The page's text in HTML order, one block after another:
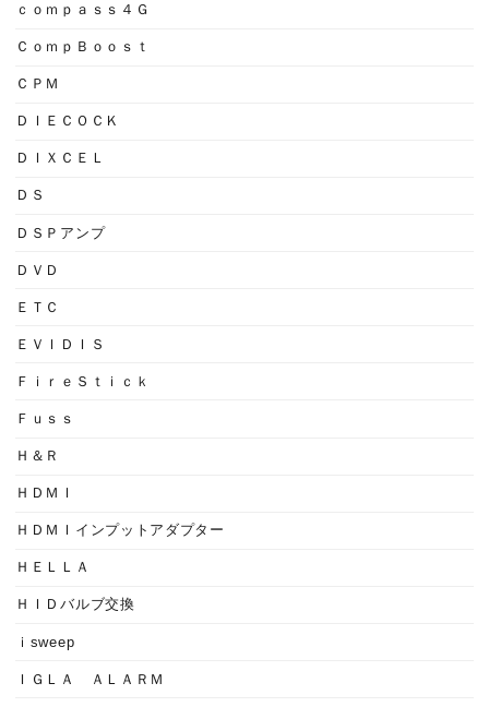
ｃｏｍｐａｓｓ４Ｇ
ＣｏｍｐＢｏｏｓｔ
ＣＰＭ
ＤＩＥＣＯＣＫ
ＤＩＸＣＥＬ
ＤＳ
ＤＳＰアンプ
ＤＶＤ
ＥＴＣ
ＥＶＩＤＩＳ
ＦｉｒｅＳｔｉｃｋ
Ｆｕｓｓ
Ｈ＆Ｒ
ＨＤＭＩ
ＨＤＭＩインプットアダプター
ＨＥＬＬＡ
ＨＩＤバルブ交換
ｉsweep
ＩＧＬＡ ＡＬＡＲＭ